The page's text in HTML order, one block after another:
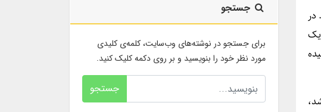
یک
جستجو
برای جستجو در نوشته‌های وب‌سایت، کلمه‌ی کلیدی
مورد نظر خود را بنویسید و بر روی دکمه کلیک کنید.
جستجو